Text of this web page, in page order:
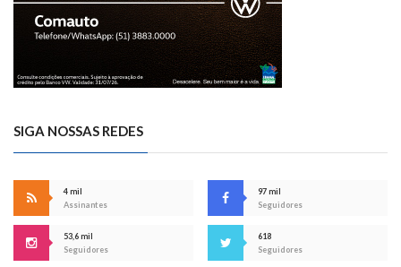
SIGA NOSSAS REDES
4 mil
Assinantes
97 mil
Seguidores
53,6 mil
Seguidores
618
Seguidores